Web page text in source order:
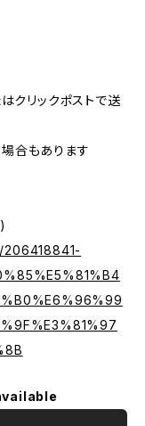
クリックポストで送
合もあります